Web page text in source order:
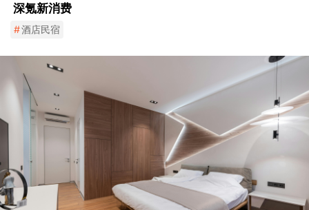
深氪新消费
#酒店民宿